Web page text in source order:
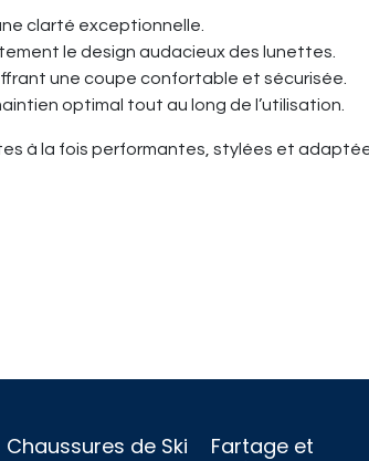
clarté exceptionnelle.
le design audacieux des lunettes.
une coupe confortable et sécurisée.
optimal tout au long de l’utilisation.
à la fois performantes, stylées et
Chaussures de Ski
Fartage et